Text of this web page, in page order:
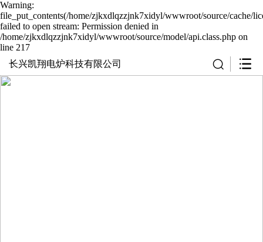
Warning:
file_put_contents(/home/zjkxdlqzzjnk7xidyl/wwwroot/source/cache/
failed to open stream: Permission denied in
/home/zjkxdlqzzjnk7xidyl/wwwroot/source/model/api.class.php on
line 217
长兴凯翔电炉科技有限公司